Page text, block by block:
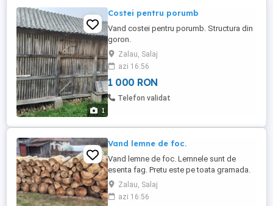
1
Costei pentru porumb
Vand costei pentru porumb. Structura din
goron.
Zalau, Salaj
azi 16:56
1 000 RON
Telefon validat
Vand lemne de foc.
Vand lemne de foc. Lemnele sunt de
esenta fag. Pretu este pe toata gramada.
Zalau, Salaj
azi 16:56